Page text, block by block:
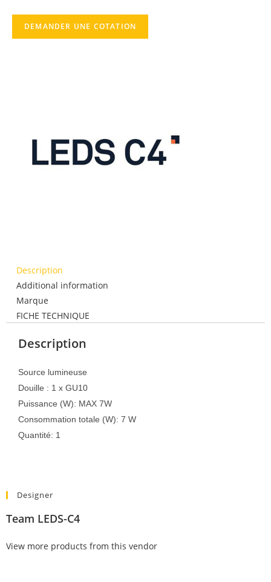
DEMANDER UNE COTATION
Description
Additional information
Marque
FICHE TECHNIQUE
Description
Source lumineuse
Douille : 1 x GU10
Puissance (W): MAX 7W
Consommation totale (W): 7 W
Quantité: 1
Designer
Team LEDS-C4
View more products from this vendor